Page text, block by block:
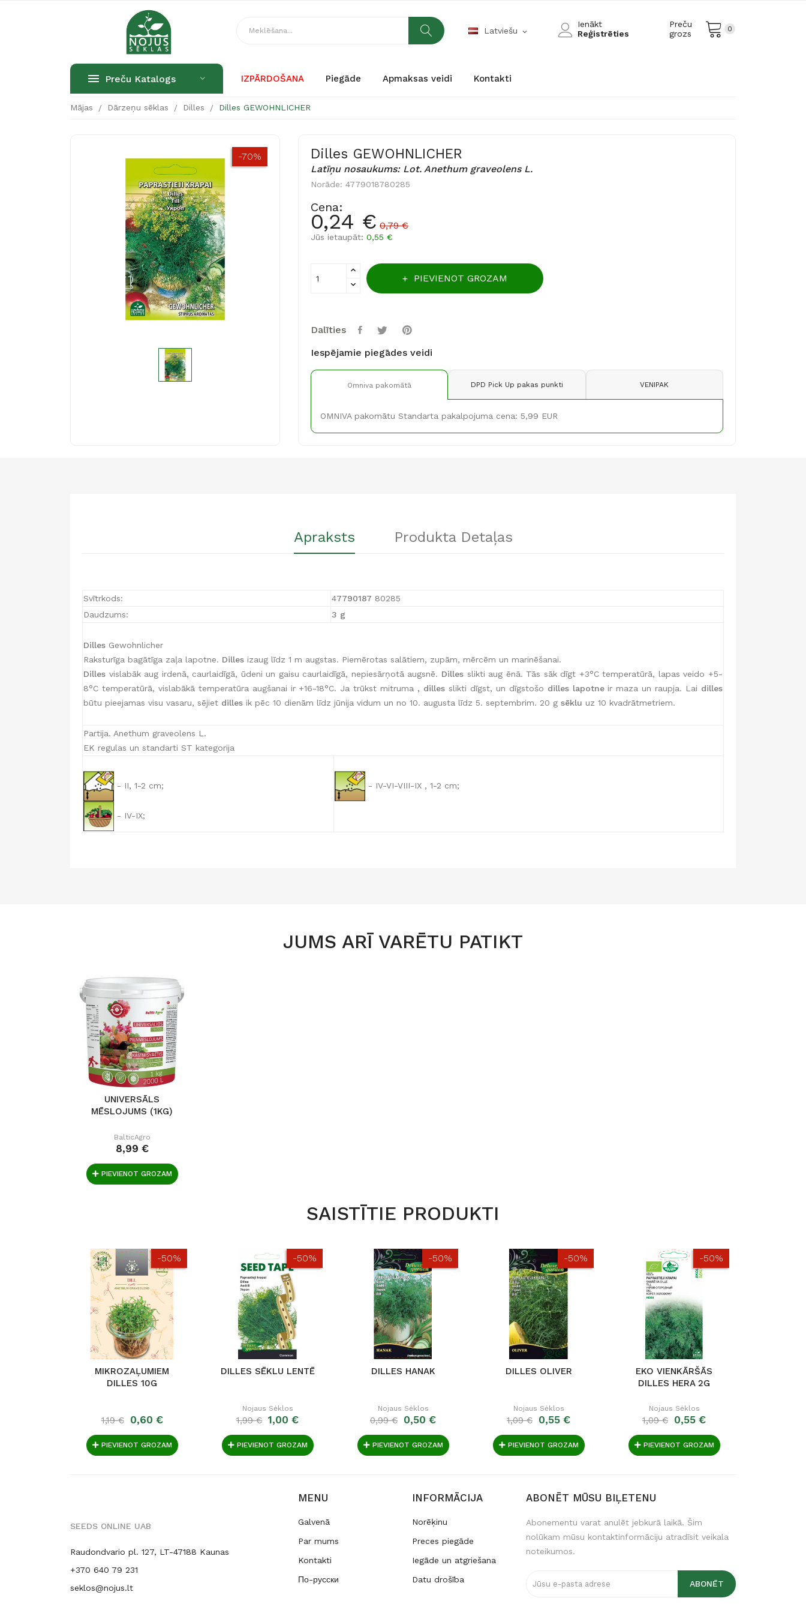
Preču
grozs
0
Ienākt
Reģistrēties
Latviešu expand_more
Preču Katalogs IZPĀRDOŠANA Piegāde Apmaksas veidi Kontakti
Mājas Dārzeņu sēklas Dilles Dilles GEWOHNLICHER
-70% Dilles GEWOHNLICHER
Latīņu nosaukums: Lot. Anethum graveolens L.
Norāde: 4779018780285
Cena:
0,24 € 0,79 €
Jūs ietaupāt: 0,55 €
PIEVIENOT GROZAM
Dalīties
Iespējamie piegādes veidi
Omniva pakomātā DPD Pick Up pakas punkti VENIPAK
OMNIVA pakomātu Standarta pakalpojuma cena: 5,99 EUR
Apraksts Produkta Detaļas
Svītrkods: 47790187 80285
Daudzums:
3 g
Dilles Gewohnlicher
Raksturīga bagātīga zaļa lapotne. Dilles izaug līdz 1 m augstas. Piemērotas salātiem, zupām, mērcēm un marinēšanai.
Dilles vislabāk aug irdenā, caurlaidīgā, ūdeni un gaisu caurlaidīgā, nepiesārņotā augsnē. Dilles slikti aug ēnā. Tās sāk dīgt +3°C temperatūrā, lapas veido +5-
8°C temperatūrā, vislabākā temperatūra augšanai ir +16-18°C. Ja trūkst mitruma , dilles slikti dīgst, un dīgstošo dilles lapotneir maza un raupja. Lai dilles
būtu pieejamas visu vasaru, sējiet dilles ik pēc 10 dienām līdz jūnija vidum un no 10. augusta līdz 5. septembrim. 20 g sēklu uz 10 kvadrātmetriem.
Partija. Anethum graveolens L.
EK regulas un standarti ST kategorija
- II, 1-2 cm;
- IV-IX;
- IV-VI-VIII-IX , 1-2 cm;
JUMS ARĪ VARĒTU PATIKT
UNIVERSĀLS
MĒSLOJUMS (1KG)
BalticAgro
8,99 €
PIEVIENOT GROZAM
SAISTĪTIE PRODUKTI
-50%
MIKROZAĻUMIEM
DILLES 10G
1,19 € 0,60 €
PIEVIENOT GROZAM
-50%
DILLES SĒKLU LENTĒ
Nojaus Sėklos
1,99 € 1,00 €
PIEVIENOT GROZAM
-50%
DILLES HANAK
Nojaus Sėklos
0,99 € 0,50 €
PIEVIENOT GROZAM
-50%
DILLES OLIVER
Nojaus Sėklos
1,09 € 0,55 €
PIEVIENOT GROZAM
-50%
EKO VIENKĀRŠĀS
DILLES HERA 2G
Nojaus Sėklos
1,09 € 0,55 €
PIEVIENOT GROZAM
SEEDS ONLINE UAB
Raudondvario pl. 127, LT-47188 Kaunas
+370 640 79 231
seklos@nojus.lt
MENU
Galvenā
Par mums
Kontakti
По-русски
INFORMĀCIJA
Norēķinu
Preces piegāde
Iegāde un atgriešana
Datu drošība
ABONĒT MŪSU BIĻETENU
Abonementu varat anulēt jebkurā laikā. Šim
nolūkam mūsu kontaktinformāciju atradīsit veikala
noteikumos.